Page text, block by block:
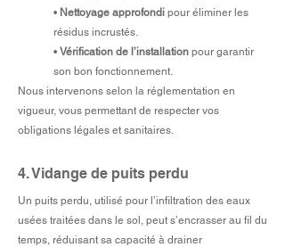
• Nettoyage approfondi pour éliminer les
résidus incrustés.
• Vérification de l’installation pour garantir
son bon fonctionnement.
Nous intervenons selon la réglementation en
vigueur, vous permettant de respecter vos
obligations légales et sanitaires.
4. Vidange de puits perdu
Un puits perdu, utilisé pour l’infiltration des eaux
usées traitées dans le sol, peut s’encrasser au fil du
temps, réduisant sa capacité à drainer